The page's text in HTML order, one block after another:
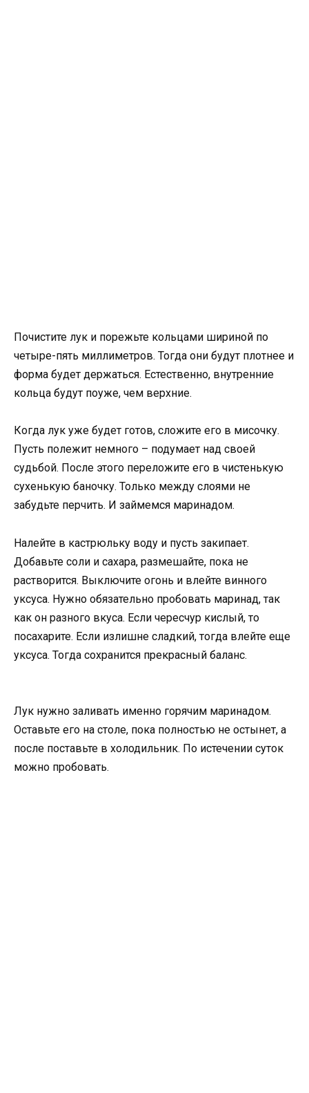
Почистите лук и порежьте кольцами шириной по
четыре-пять миллиметров. Тогда они будут плотнее и
форма будет держаться. Естественно, внутренние
кольца будут поуже, чем верхние.
Когда лук уже будет готов, сложите его в мисочку.
Пусть полежит немного – подумает над своей
судьбой. После этого переложите его в чистенькую
сухенькую баночку. Только между слоями не
забудьте перчить. И займемся маринадом.
Налейте в кастрюльку воду и пусть закипает.
Добавьте соли и сахара, размешайте, пока не
растворится. Выключите огонь и влейте винного
уксуса. Нужно обязательно пробовать маринад, так
как он разного вкуса. Если чересчур кислый, то
посахарите. Если излишне сладкий, тогда влейте еще
уксуса. Тогда сохранится прекрасный баланс.
Лук нужно заливать именно горячим маринадом.
Оставьте его на столе, пока полностью не остынет, а
после поставьте в холодильник. По истечении суток
можно пробовать.